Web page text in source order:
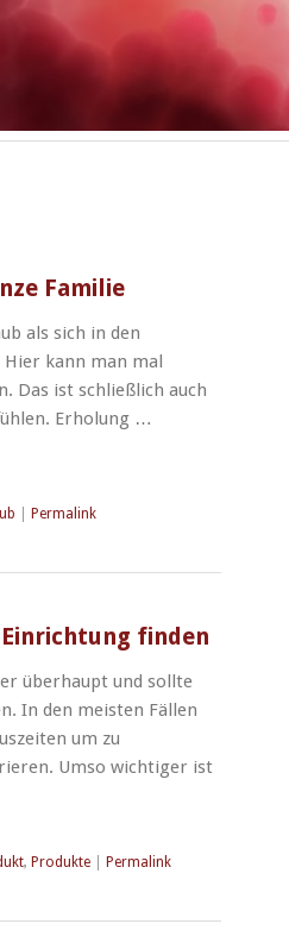
Familie
als sich in den
Hier kann man mal
Das ist schließlich auch
Erholung …
Permalink
finden
überhaupt und sollte
In den meisten Fällen
um zu
Umso wichtiger ist
, Produkte| Permalink